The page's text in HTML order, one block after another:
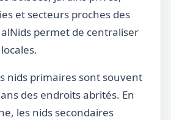
et secteurs proches des
permet de centraliser
nids primaires sont souvent
des endroits abrités. En
les nids secondaires